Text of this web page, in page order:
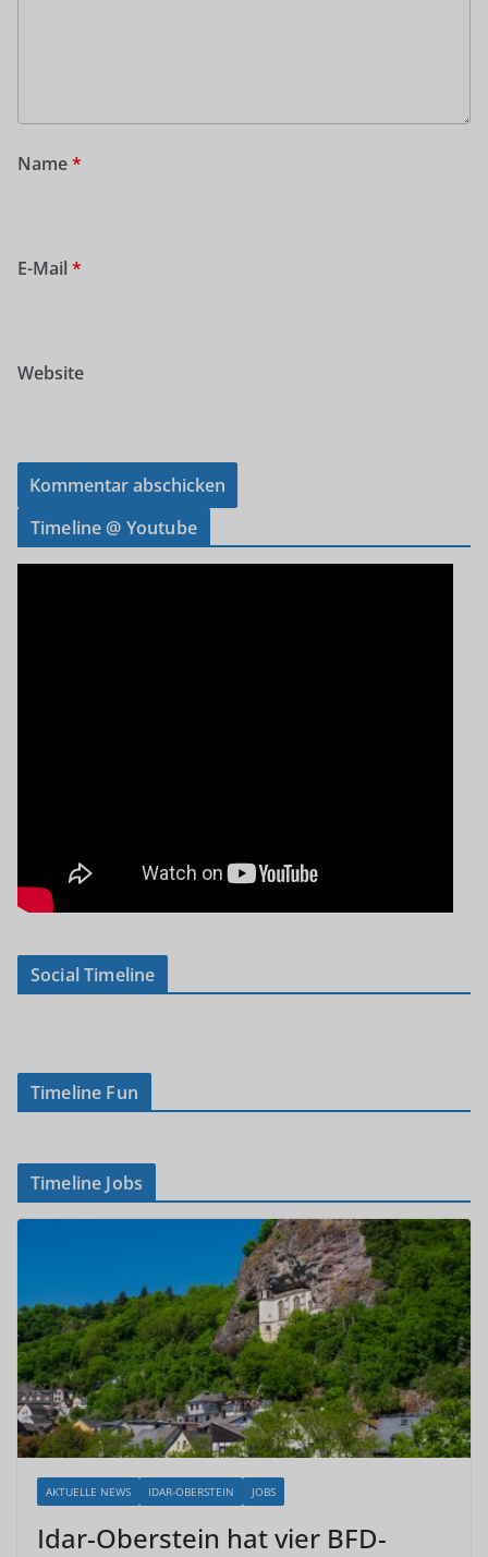
Name*
E-Mail *
Website
Timeline @ Youtube
Social Timeline
Timeline Fun
Timeline Jobs
AKTUELLE NEWS IDAR-OBERSTEIN JOBS
Idar-Oberstein hat vier BFD-